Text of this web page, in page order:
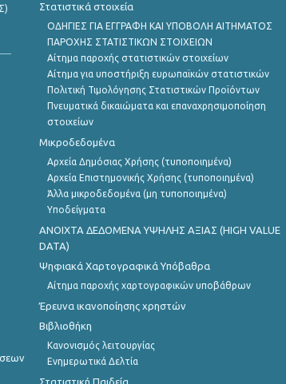
Στατιστικά στοιχεία
ΟΔΗΓΙΕΣ ΓΙΑ ΕΓΓΡΑΦΗ ΚΑΙ ΥΠΟΒΟΛΗ ΑΙΤΗΜΑΤΟΣ
ΠΑΡΟΧΗΣ ΣΤΑΤΙΣΤΙΚΩΝ ΣΤΟΙΧΕΙΩΝ
Αίτημα παροχής στατιστικών στοιχείων
Αίτημα για υποστήριξη ευρωπαϊκών στατιστικών
Πολιτική Τιμολόγησης Στατιστικών Προϊόντων
Πνευματικά δικαιώματα και επαναχρησιμοποίηση
στοιχείων
Μικροδεδομένα
Αρχεία Δημόσιας Χρήσης (τυποποιημένα)
Αρχεία Επιστημονικής Χρήσης (τυποποιημένα)
Άλλα μικροδεδομένα (μη τυποποιημένα)
Υποδείγματα
ANOIXTA ΔΕΔΟΜΕΝΑ ΥΨΗΛΗΣ ΑΞΙΑΣ (HIGH VALUE
DATA)
Ψηφιακά Χαρτογραφικά Υπόβαθρα
Αίτημα παροχής χαρτογραφικών υποβάθρων
Έρευνα ικανοποίησης χρηστών
Βιβλιοθήκη
Κανονισμός λειτουργίας
Ενημερωτικά Δελτία
Στατιστική Παιδεία